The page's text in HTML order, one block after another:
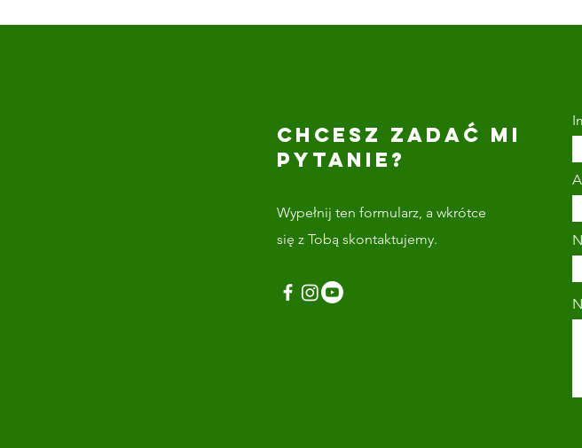
CHCESZ ZADAĆ MI
PYTANIE?
Wypełnij ten formularz, a wkrótce
się z Tobą skontaktujemy.